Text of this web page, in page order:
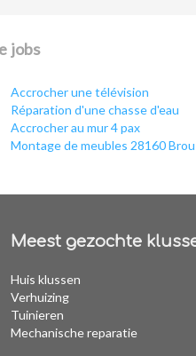
jobs
Accrocher une télévision
Réparation d'une chasse d'eau
Accrocher au mur 4 pax
Montage de meubles 28160 Brou
Meest gezochte
Huis klussen
Verhuizing
Tuinieren
Mechanische reparatie